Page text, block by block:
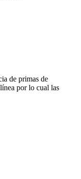
de primas de
por lo cual las